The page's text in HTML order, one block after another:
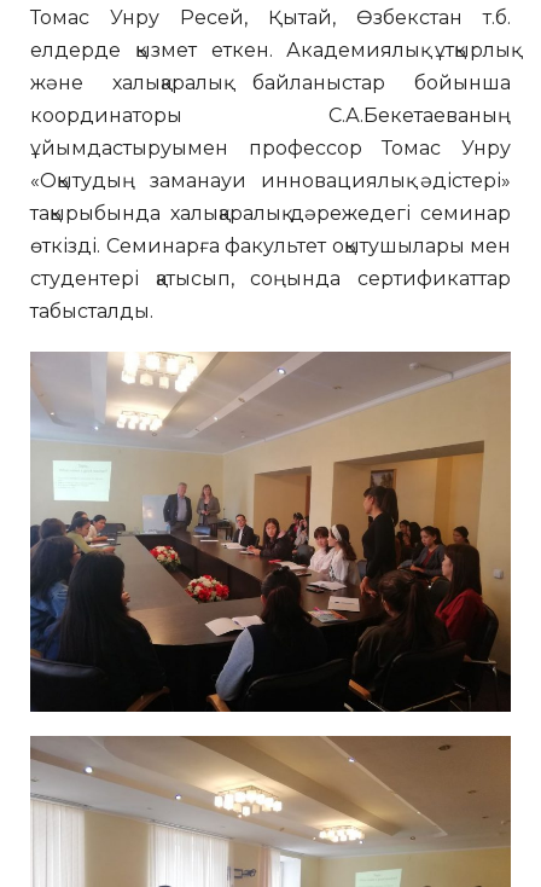
Томас Унру Ресей, Қытай, Өзбекстан т.б.
елдерде қызмет еткен. Академиялық ұтқырлық
және халықаралық байланыстар бойынша
координаторы С.А.Бекетаеваның
ұйымдастыруымен профессор Томас Унру
«Оқытудың заманауи инновациялық әдістері»
тақырыбында халықаралық дәрежедегі семинар
өткізді. Семинарға факультет оқытушылары мен
студентері қатысып, соңында сертификаттар
табысталды.